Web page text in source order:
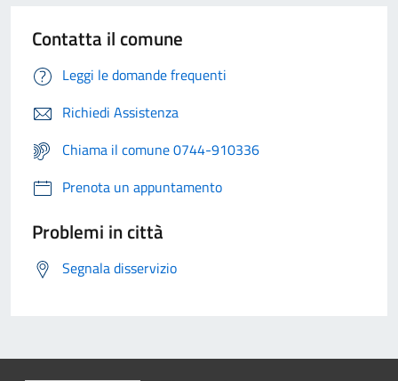
Contatta il comune
Leggi le domande frequenti
Richiedi Assistenza
Chiama il comune 0744-910336
Prenota un appuntamento
Problemi in città
Segnala disservizio